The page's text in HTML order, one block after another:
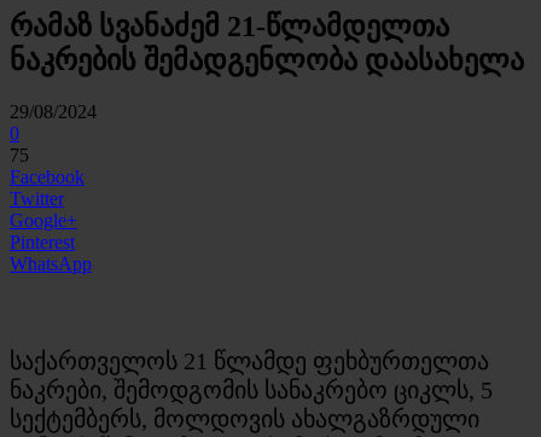
რამაზ სვანაძემ 21-წლამდელთა
ნაკრების შემადგენლობა დაასახელა
29/08/2024
0
75
Facebook
Twitter
Google+
Pinterest
WhatsApp
საქართველოს 21 წლამდე ფეხბურთელთა
ნაკრები, შემოდგომის სანაკრებო ციკლს, 5
სექტემბერს, მოლდოვის ახალგაზრდული